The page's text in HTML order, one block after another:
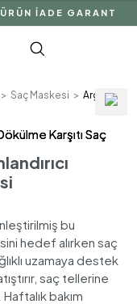
İADE
Saç Maskesi Argan &
bu
hedef alırken saç
uzamaya destek
saç tellerine
bakım